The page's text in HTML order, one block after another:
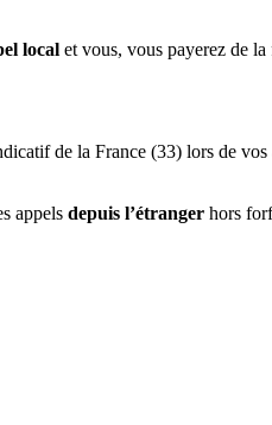
local et vous, vous payerez de
de la France (33) lors de
appels depuis l’étranger hors